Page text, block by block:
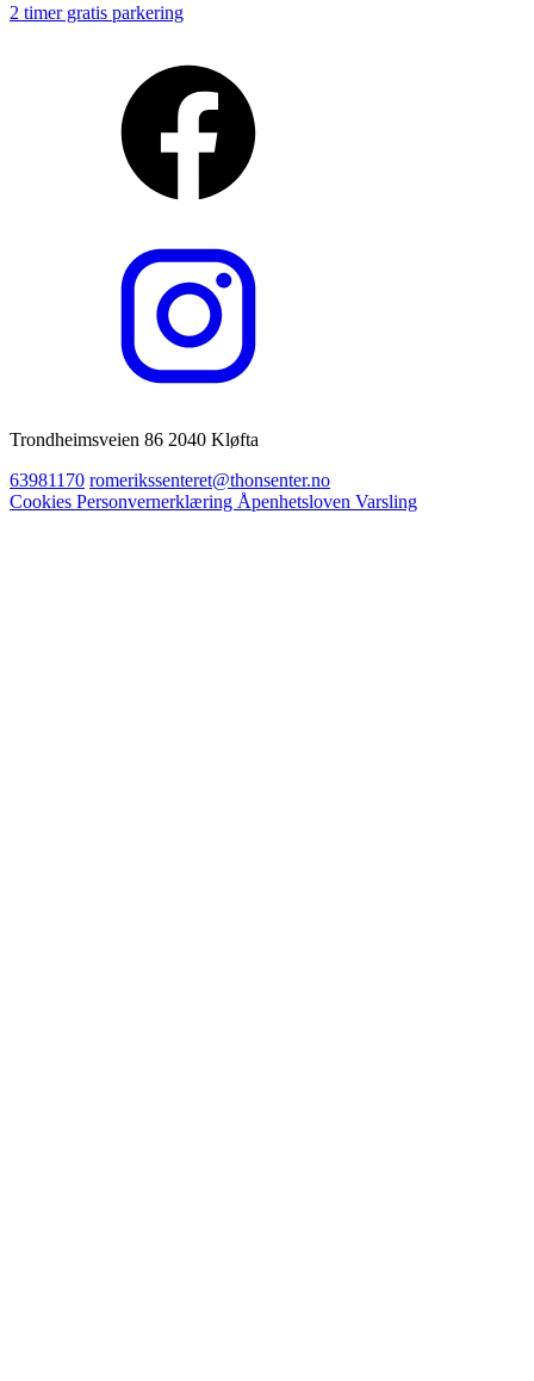
2 timer gratis parkering
Trondheimsveien 86 2040 Kløfta
63981170 romerikssenteret@thonsenter.no
Cookies Personvernerklæring Åpenhetsloven Varsling